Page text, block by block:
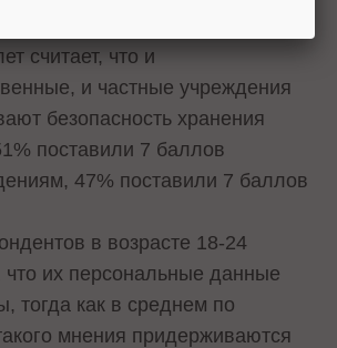
считает, что и
и частные учреждения
безопасность хранения
поставили 7 баллов
47% поставили 7 баллов
в возрасте 18-24
что их персональные данные
тогда как в среднем по
мнения придерживаются